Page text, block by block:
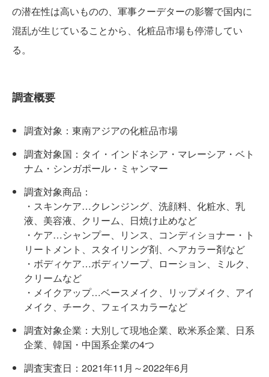
の潜在性は高いものの、軍事クーデターの影響で国内に
混乱が生じていることから、化粧品市場も停滞してい
る。
調査概要
調査対象：東南アジアの化粧品市場
調査対象国：タイ・インドネシア・マレーシア・ベト
ナム・シンガポール・ミャンマー
調査対象商品：
・スキンケア…クレンジング、洗顔料、化粧水、乳
液、美容液、クリーム、日焼け止めなど
・ケア…シャンプー、リンス、コンディショナー・ト
リートメント、スタイリング剤、ヘアカラー剤など
・ボディケア…ボディソープ、ローション、ミルク、
クリームなど
・メイクアップ…ベースメイク、リップメイク、アイ
メイク、チーク、フェイスカラーなど
調査対象企業：大別して現地企業、欧米系企業、日系
企業、韓国・中国系企業の4つ
調査実査日：2021年11月～2022年6月